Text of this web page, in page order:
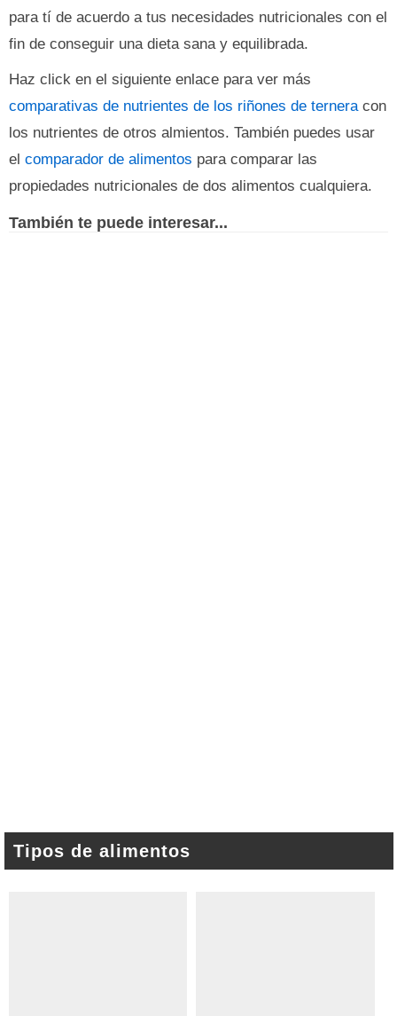
para tí de acuerdo a tus necesidades nutricionales con el
fin de conseguir una dieta sana y equilibrada.
Haz click en el siguiente enlace para ver más
comparativas de nutrientes de los riñones de terneracon
los nutrientes de otros almientos. También puedes usar
el comparador de alimentos para comparar las
propiedades nutricionales de dos alimentos cualquiera.
También te puede interesar...
Tipos de alimentos